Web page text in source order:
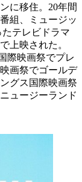
に移住。20年間
組、ミュージッ
テレビドラマ
上映された。
際映画祭でプレ
画祭でゴールデ
グス国際映画祭
ュージーランド